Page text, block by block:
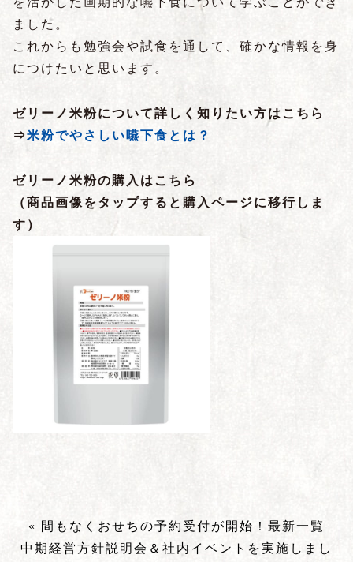
ました。
これからも勉強会や試食を通して、確かな情報を身
につけたいと思います。
ゼリーノ米粉について詳しく知りたい方はこちら
⇒米粉でやさしい嚥下食とは？
ゼリーノ米粉の購入はこちら
（商品画像をタップすると購入ページに移行しま
す）
« 間もなくおせちの予約受付が開始！ 最新一覧
中期経営方針説明会＆社内イベントを実施しまし